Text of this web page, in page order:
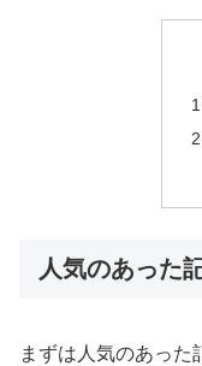
人気のあった
まずは人気のあった